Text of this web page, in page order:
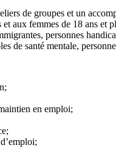
de groupes et un
aux femmes de 18 ans
personnes
de santé mentale,
en emploi;